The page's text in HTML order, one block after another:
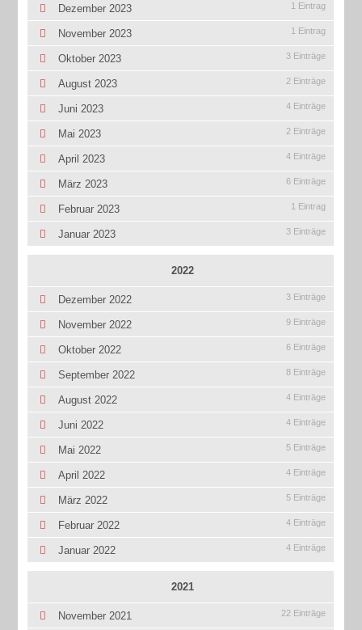
Dezember 2023 1 Eintrag
November 2023 1 Eintrag
Oktober 2023 3 Einträge
August 2023 2 Einträge
Juni 2023 4 Einträge
Mai 2023 2 Einträge
April 2023 4 Einträge
März 2023 6 Einträge
Februar 2023 1 Eintrag
Januar 2023 3 Einträge
2022
Dezember 2022 3 Einträge
November 2022 9 Einträge
Oktober 2022 6 Einträge
September 2022 8 Einträge
August 2022 4 Einträge
Juni 2022 4 Einträge
Mai 2022 5 Einträge
April 2022 4 Einträge
März 2022 5 Einträge
Februar 2022 4 Einträge
Januar 2022 4 Einträge
2021
November 2021 22 Einträge